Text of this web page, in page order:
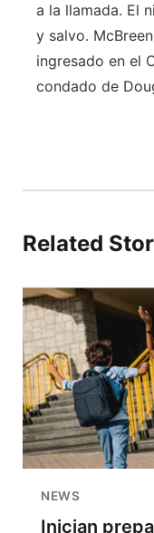
a la llamada. El
y salvo.
ingresado en el
condado de
Related
NEWS
Inician